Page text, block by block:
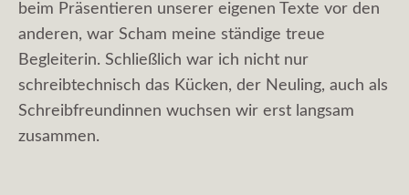
beim Präsentieren unserer eigenen Texte vor den
anderen, war Scham meine ständige treue
Begleiterin. Schließlich war ich nicht nur
schreibtechnisch das Kücken, der Neuling, auch als
Schreibfreundinnen wuchsen wir erst langsam
zusammen.